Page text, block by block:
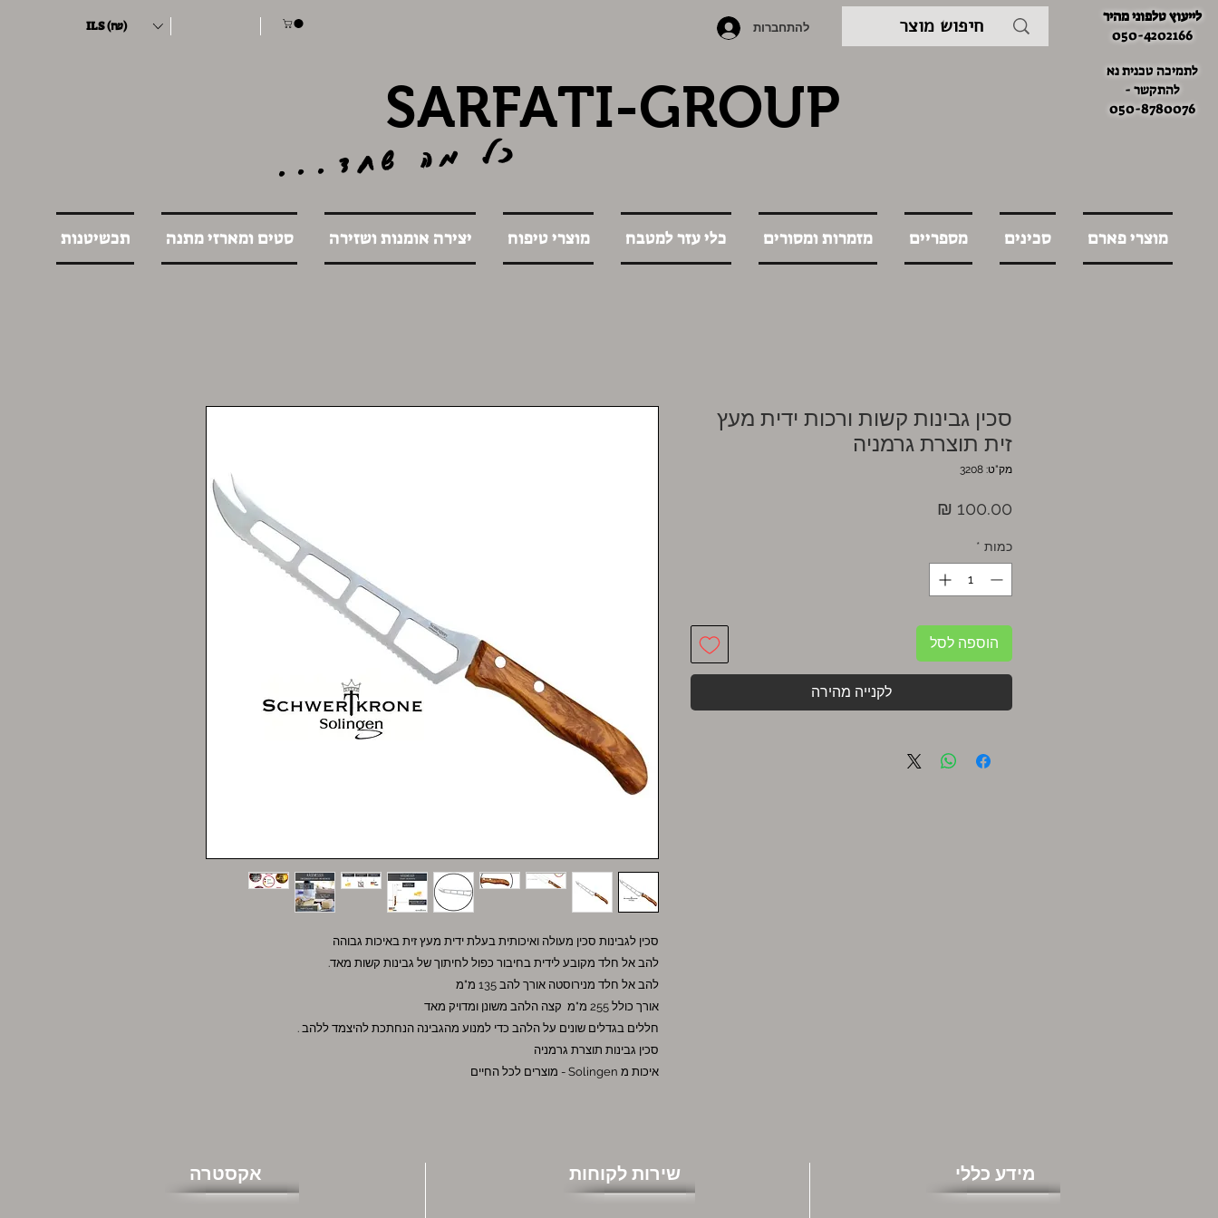
לייעוץ טלפוני מהיר
050-4202166
לתמיכה טכנית נא
להתקשר -
050-8780076
ILS (₪) להתחברות
SARFATI-GROUP
כל מה שחד...
מוצרי פארם סכינים מספריים מזמרות ומסורים כלי עזר למטבח מוצרי טיפוח יצירה אומנות ושזירה סטים ומארזי מתנה תכשיטנות
סכין לגבינות סכין מעולה ואיכותית בעלת ידית מעץ זית באיכות גבוהה
להב אל חלד מקובע לידית בחיבור כפול לחיתוך של גבינות קשות מאד.
להב אל חלד מנירוסטה אורך להב 135 מ"מ
אורך כולל 255 מ"מ קצה הלהב משונן ומדויק מאד
חללים בגדלים שונים על הלהב כדי למנוע מהגבינה הנחתכת להיצמד ללהב .
סכין גבינות תוצרת גרמניה
איכות מ Solingen - מוצרים לכל החיים
סכין גבינות קשות ורכות ידית מעץ
זית תוצרת גרמניה
מק"ט: 3208
כמות *
הוספה לסל
לקנייה מהירה
אקסטרה שירות לקוחות מידע כללי